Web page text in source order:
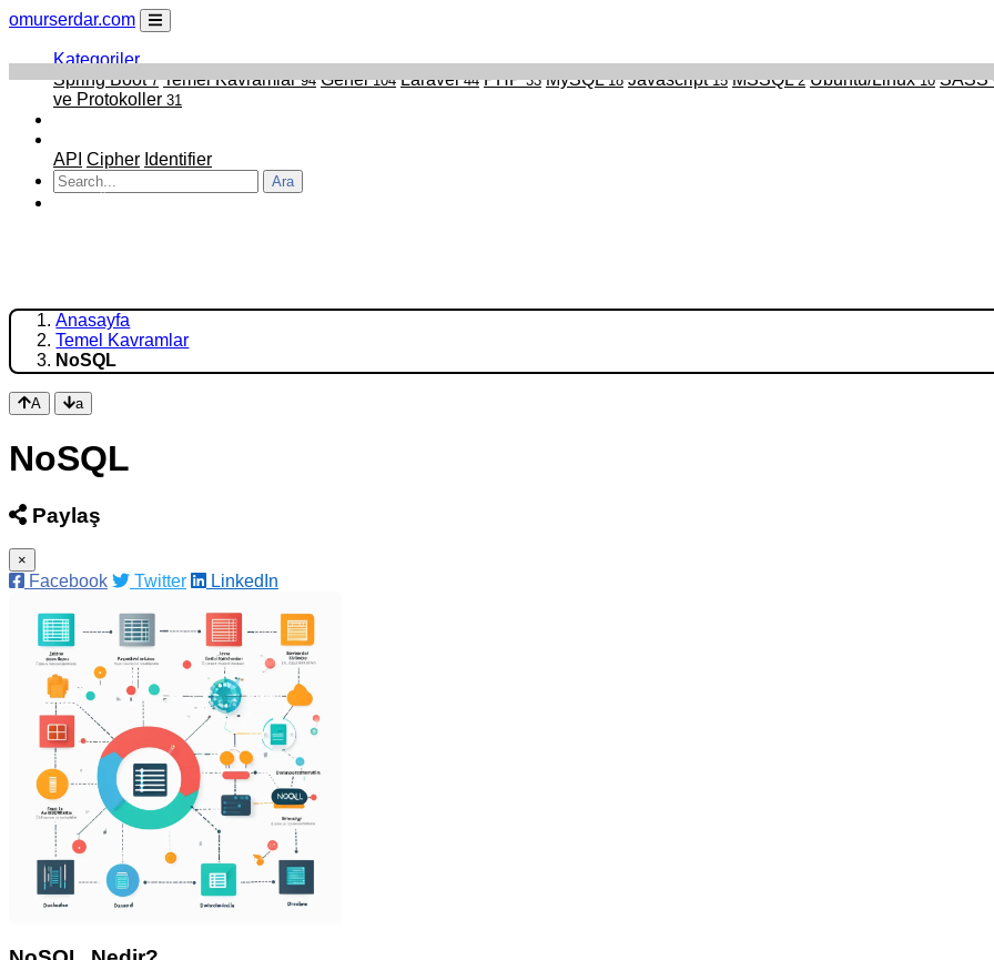
omurserdar.com
Kategoriler
Spring Boot7 Temel Kavramlar94 Genel104 Laravel44 PHP33 MySQL18 Javascript15 MSSQL2 Ubuntu/Linux10 SASS
ve Protokoller 31
API Cipher Identifier
Ara
Anasayfa
Temel Kavramlar
NoSQL
A a
NoSQL
Paylaş
×
Facebook Twitter LinkedIn